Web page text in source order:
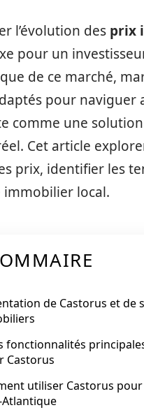
l’évolution des prix
pour un
de ce marché,
pour naviguer
comme une
Cet article
prix, identifier les
immobilier local.
de Castorus et de
fonctionnalités
Castorus
utiliser Castorus
Atlantique